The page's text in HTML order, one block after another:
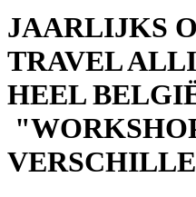
JAARLIJKS
TRAVEL
HEEL